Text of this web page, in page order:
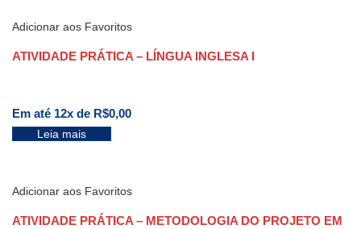
Adicionar aos Favoritos
ATIVIDADE PRÁTICA – LÍNGUA INGLESA I
Em até 12x de R$0,00
Leia mais
Adicionar aos Favoritos
ATIVIDADE PRÁTICA – METODOLOGIA DO PROJETO EM